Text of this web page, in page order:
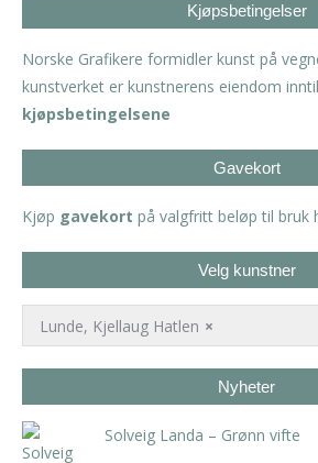
Kjøpsbetingelser
Norske Grafikere formidler kunst på
kunstverket er kunstnerens eiendom
kjøpsbetingelsene
Gavekort
Kjøp gavekort på valgfritt beløp til bruk
Velg kunstner
×
Lunde, Kjellaug Hatlen
Nyheter
Solveig Landa – Grønn vifte